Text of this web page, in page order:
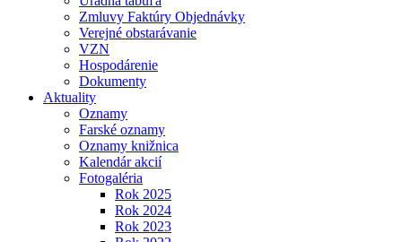
Zmluvy Faktúry Objednávky
Verejné obstarávanie
VZN
Hospodárenie
Dokumenty
Aktuality
Oznamy
Farské oznamy
Oznamy knižnica
Kalendár akcií
Fotogaléria
Rok 2025
Rok 2024
Rok 2023